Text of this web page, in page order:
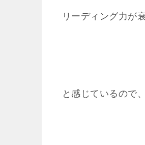
リーディング力が
と感じているので